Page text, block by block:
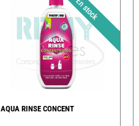
AQUA RINSE CONCENT